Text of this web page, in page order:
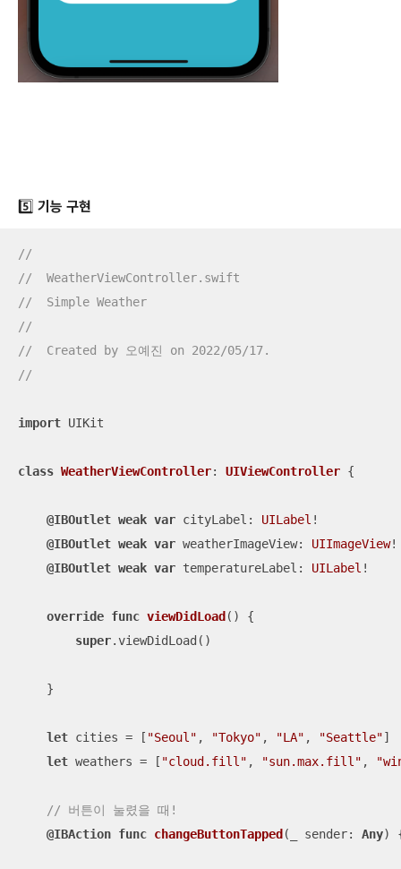
5️⃣ 기능 구현
//
//  WeatherViewController.swift
//  Simple Weather
//
//  Created by 오예진 on 2022/05/17.
//
import UIKit
class WeatherViewController: UIViewController {
@IBOutlet weak var cityLabel: UILabel !
@IBOutlet weak var weatherImageView: UIImageView!
@IBOutlet weak var temperatureLabel: UILabel !
override func viewDidLoad ()
{
super.viewDidLoad()
    }
let cities = [ "Seoul" , "Tokyo" , "LA" , "Seattle"]
let weathers = [ "cloud.fill" , "sun.max.fill" ,
// 버튼이 눌렸을 때!
@IBAction func changeButtonTapped ( sender: Any)